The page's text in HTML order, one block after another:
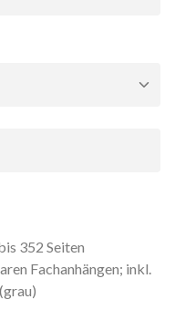
352 Seiten
Fachanhängen; inkl.